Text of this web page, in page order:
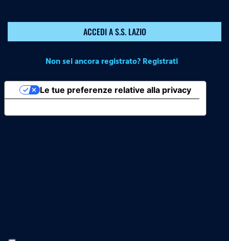
ACCEDI A S.S. LAZIO
Non sei ancora registrato? Registrati
Le tue preferenze relative alla privacy